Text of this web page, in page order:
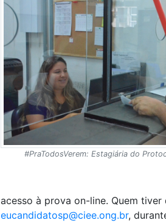
#PraTodosVerem: Estagiária do
acesso à prova on-line. Quem
eucandidatosp@ciee.ong.br,